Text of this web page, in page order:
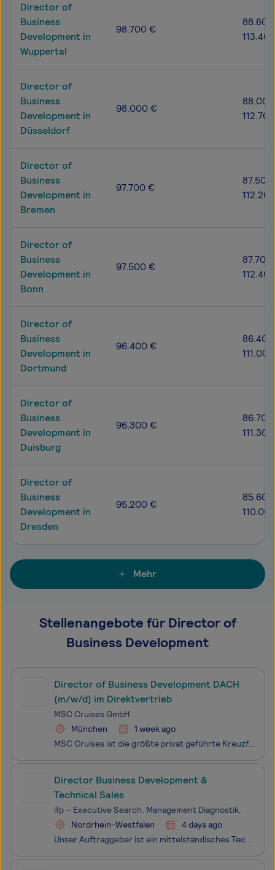
Director of
Business
Development in
Wuppertal
98.700 €
Director of
Business
Development in
Düsseldorf
98.000 €
Director of
Business
Development in
Bremen
97.700 €
Director of
Business
Development in
Bonn
97.500 €
Director of
Business
Development in
Dortmund
96.400 €
Director of
Business
Development in
Duisburg
96.300 €
Director of
Business
Development in
Dresden
95.200 €
Mehr
Stellenangebote für Director of
Business Development
Director of Business Development DACH
(m/w/d) im Direktvertrieb
MSC Cruises GmbH
München
1 week ago
MSC Cruises ist die größte privat geführte Kreuzfahrtgesellschaft der Welt und Marktführer in Europa sowie im Mittelmeer, Südamerika und Südafrika. Mit über 40 Jahren Erfahrung in der Seefahrt besteht die MSC Flotte derzeit aus 24 hochmodernen Kreuzfahrtschiffen. MSC steht für einen elegant-me
Director Business Development &
Technical Sales
ifp – Executive Search. Management Diagnostik.
Nordrhein-Westfalen
4 days ago
Unser Auftraggeber ist ein mittelständisches Technologieunternehmen mit 200 Mitarbeitenden, das kundenspezifische technische Services für zahlreiche Industriezweige anbietet. Als führender Anbieter und Pionier seiner Branche hat das Unternehmen Verfahren entwickelt, die heute zum neuesten Stand der